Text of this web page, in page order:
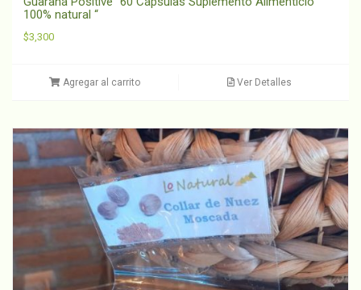
100% natural “
$3,300
Agregar al carrito Ver Detalles